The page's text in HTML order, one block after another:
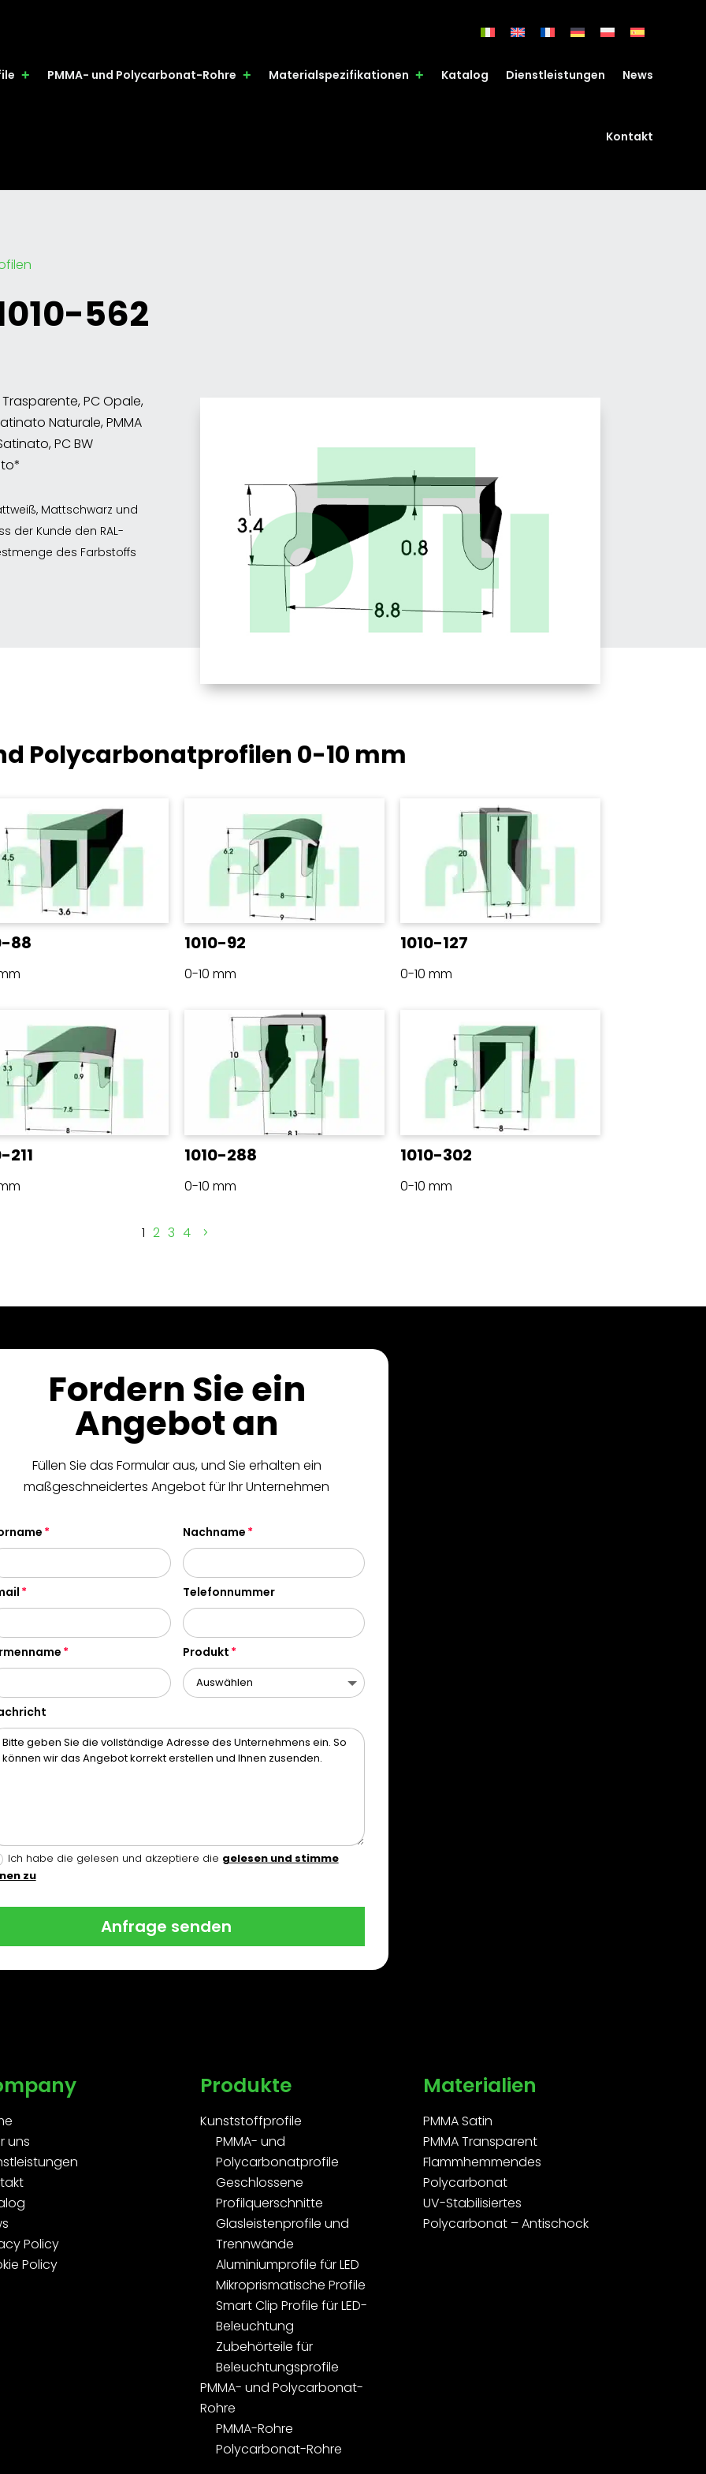
PMMA- und Polycarbonat-Rohre Materialspezifikationen Katalog Dienstleistungen News
Kontakt
562
PC Opale,
Naturale, PMMA
PC BW
Mattschwarz und
der Kunde den RAL-
des Farbstoffs
Polycarbonatprofilen 0-10 mm
88 1010-92
0-10 mm
1010-127
0-10 mm
211 1010-288
0-10 mm
1010-302
0-10 mm
1 2 3 4
Fordern Sie ein
Angebot an
Füllen Sie das Formular aus, und Sie erhalten ein
maßgeschneidertes Angebot für Ihr Unternehmen
Nachname
Telefonnummer
Produkt
Ich habe die gelesen und akzeptiere die gelesen und stimme
zu
Anfrage senden
uns
Policy
Policy
Produkte
Kunststoffprofile
PMMA- und
Polycarbonatprofile
Geschlossene
Profilquerschnitte
Glasleistenprofile und
Trennwände
Aluminiumprofile für LED
Mikroprismatische Profile
Smart Clip Profile für LED-
Beleuchtung
Zubehörteile für
Beleuchtungsprofile
PMMA- und Polycarbonat-
Rohre
PMMA-Rohre
Polycarbonat-Rohre
Materialien
PMMA Satin
PMMA Transparent
Flammhemmendes
Polycarbonat
UV-Stabilisiertes
Polycarbonat – Antischock